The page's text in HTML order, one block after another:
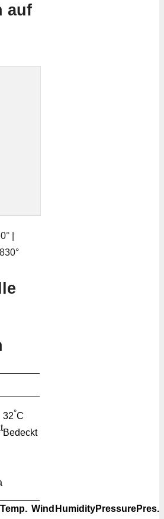
auf
|
32°C
Bedeckt
Temp. Wind HumidityPressurePres.